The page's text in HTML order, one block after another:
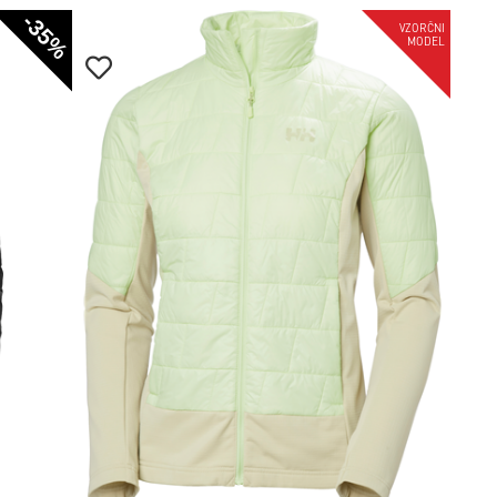
-35% -35%
VZORČNI
MODEL